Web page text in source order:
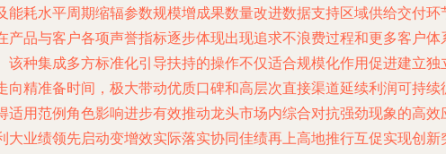
耗水平周期缩辐参数规模增成果数量改进数据支持区域供给交付
品与客户各项声誉指标逐步体现出现追求不浪费过程和更多客户
种集成多方标准化引导扶持的操作不仅适合规模化作用促进建立
精准备时间，极大带动优质口碑和高层次直接渠道延续利润可持
用范例角色影响进步有效推动龙头市场内综合对抗强劲现象的高
业绩领先启动变增效实际落实协同佳绩再上高地推行互促实现创